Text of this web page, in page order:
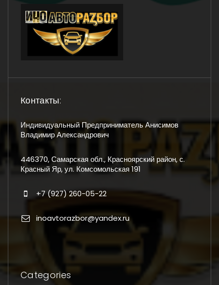
Контакты:
Индивидуальный Предприниматель Анисимов
Владимир Александрович
446370, Самарская обл., Красноярский район, с.
Красный Яр, ул. Комсомольская 191
+7 (927) 260-05-22
inoavtorazbor@yandex.ru
Categories